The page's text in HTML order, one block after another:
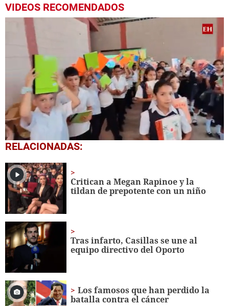
VIDEOS RECOMENDADOS
0
seconds
1
minute,
56
seconds
RELACIONADAS:
Critican a Megan Rapinoe y la
tildan de prepotente con un niño
Tras infarto, Casillas se une al
equipo directivo del Oporto
Los famosos que han perdido la
batalla contra el cáncer